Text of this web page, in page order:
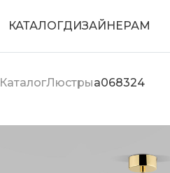
КАТАЛОГДИЗАЙНЕРАМ
КаталогЛюстрыa068324